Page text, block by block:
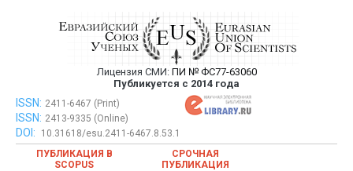
Евразийский Союз Ученых —
публикация научных статей в
ежемесячном научном журнале
Лицензия СМИ: ПИ № ФС77-63060
Публикуется с 2014 года
Евразийский Союз Ученых — публикация научных статей в
ежемесячном научном журнале
ISSN: 2411-6467 (Print)
ISSN: 2413-9335 (Online)
DOI:
10.31618/esu.2411-6467.8.53.1
ПУБЛИКАЦИЯ В
SCOPUS
СРОЧНАЯ
ПУБЛИКАЦИЯ